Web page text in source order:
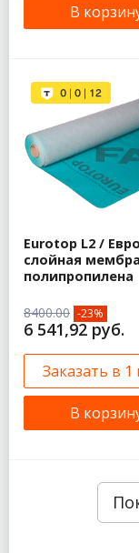
В
Eurotop L2 /
слойная
полипропилена
8400.00 -23%
6 541,92 руб.
Заказать в 1
В